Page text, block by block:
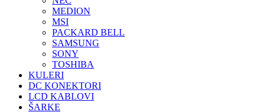
MEDION
MSI
PACKARD BELL
SAMSUNG
SONY
TOSHIBA
KULERI
DC KONEKTORI
LCD KABLOVI
ŠARKE